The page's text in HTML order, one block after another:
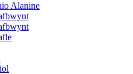
Alanine